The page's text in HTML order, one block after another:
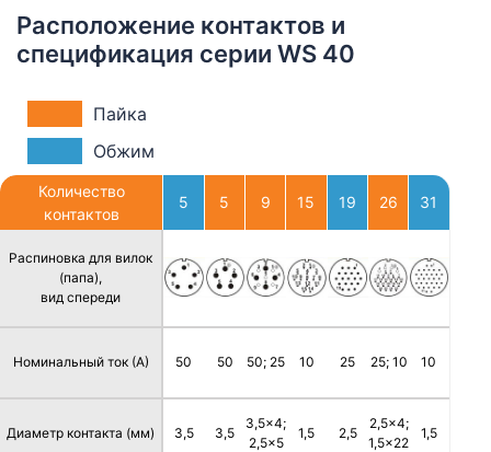
Расположение контактов и
спецификация серии WS 40
Пайка
Обжим
Количество
контактов
Распиновка для вилок
(папа),
вид спереди
Номинальный ток (А)
Диаметр контакта (мм)
5
50
3,5
5
50
3,5
9
50; 25
3,5x4;
2,5x5
15
10
1,5
19
25
2,5
26
25; 10
2,5x4;
1,5x22
31
10
1,5